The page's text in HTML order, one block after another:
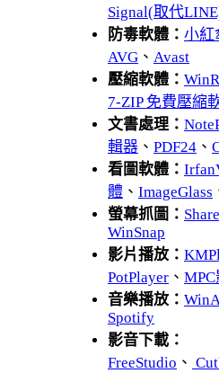
Signal(取代
防毒軟體： 小紅
AVG 、 Avast
壓縮軟體：
7-ZIP 免費壓縮
文書處理：
輯器 、 PDF24 、
看圖軟體：
體 、 ImageGlass
螢幕抓圖：
WinSnap
影片播放：
PotPlayer 、
音樂播放：
Spotify
影音下載：
FreeStudio 、